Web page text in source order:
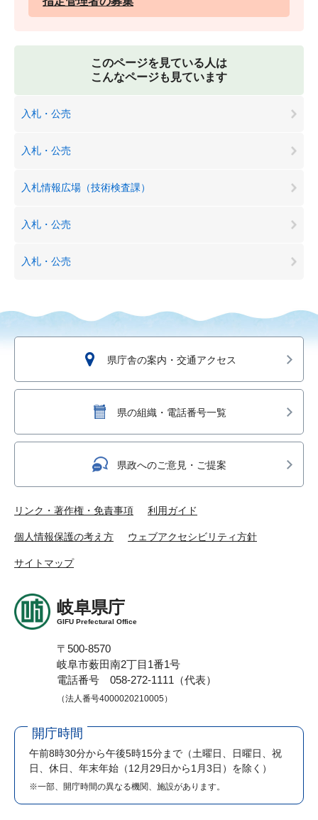
このページを見ている人は
こんなページも見ています
入札・公売
入札・公売
入札情報広場（技術検査課）
入札・公売
入札・公売
県庁舎の案内・交通アクセス
県の組織・電話番号一覧
県政へのご意見・ご提案
リンク・著作権・免責事項 利用ガイド
個人情報保護の考え方 ウェブアクセシビリティ方針
サイトマップ
岐阜県庁
GIFU Prefectural Office
〒500-8570
岐阜市薮田南2丁目1番1号
電話番号 058-272-1111（代表）
（法人番号4000020210005）
開庁時間
午前8時30分から午後5時15分まで （土曜日、日曜日、祝
日、休日、年末年始（12月29日から1月3日）を除く）
※一部、開庁時間の異なる機関、施設があります。